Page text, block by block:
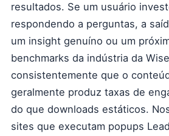
resultados. Se um usuário
respondendo a perguntas, a
um insight genuíno ou um
benchmarks da indústria da
consistentemente que o
geralmente produz taxas de
do que downloads estáticos.
sites que executam popups